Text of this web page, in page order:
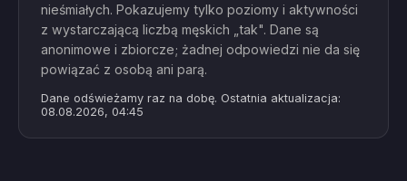
nieśmiałych. Pokazujemy tylko poziomy i aktywności
z wystarczającą liczbą męskich „tak". Dane są
anonimowe i zbiorcze; żadnej odpowiedzi nie da się
powiązać z osobą ani parą.
Dane odświeżamy raz na dobę. Ostatnia aktualizacja:
08.08.2026, 04:45